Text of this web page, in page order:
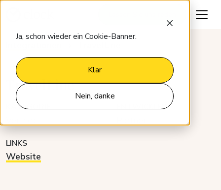
Ja, schon wieder ein Cookie-Banner.
Klar
Nein, danke
TravelLine
KATEGORIE ENTWICKLER
LINKS
Website